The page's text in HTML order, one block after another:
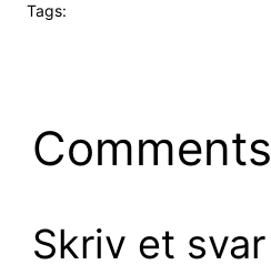
Tags:
Comments
Skriv et svar